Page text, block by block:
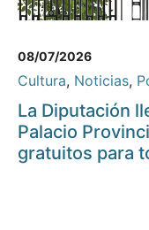
08/07/2026
Cultura, Noticias,
La Diputación
Palacio
gratuitos para